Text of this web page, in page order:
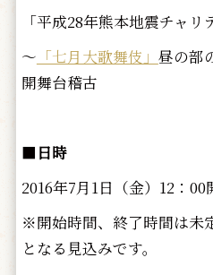
「平成28年熊本地震チャリ
～ 「七月大歌舞伎」 昼の部
開舞台稽古
■ 日時
2016年7月1日（金）12：00
※開始時間、終了時間は未
となる見込みです。